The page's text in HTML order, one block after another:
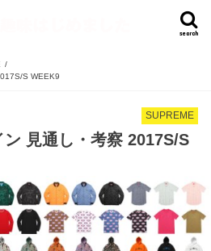
search
S WEEK9
SUPREME
見通し・考察 2017S/S